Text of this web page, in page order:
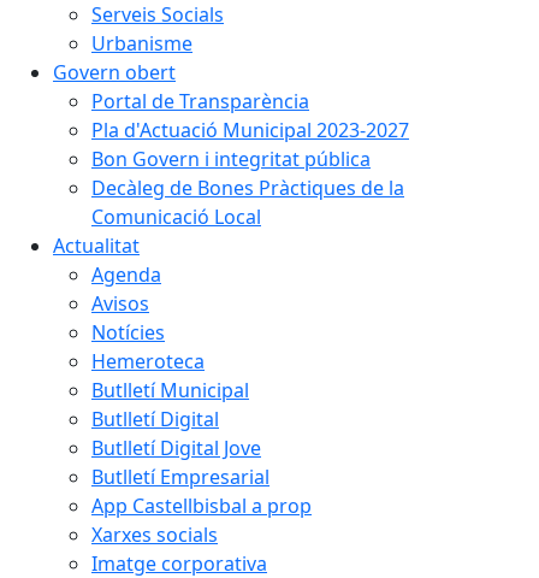
Serveis Socials
Urbanisme
Govern obert
Portal de Transparència
Pla d'Actuació Municipal 2023-2027
Bon Govern i integritat pública
Decàleg de Bones Pràctiques de la
Comunicació Local
Actualitat
Agenda
Avisos
Notícies
Hemeroteca
Butlletí Municipal
Butlletí Digital
Butlletí Digital Jove
Butlletí Empresarial
App Castellbisbal a prop
Xarxes socials
Imatge corporativa